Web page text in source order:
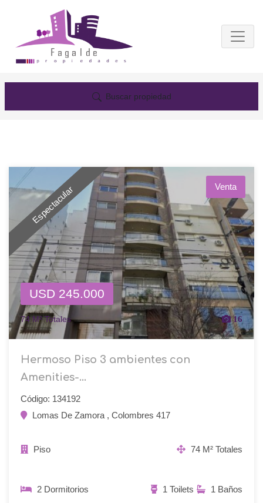
Buscar propiedad
Espectacular Venta
USD 245.000
74 M² Totales 16
Hermoso Piso 3 ambientes con
Amenities-...
Código: 134192
Lomas De Zamora , Colombres 417
Piso 74 M² Totales
2 Dormitorios 1 Baños
1 Toilets